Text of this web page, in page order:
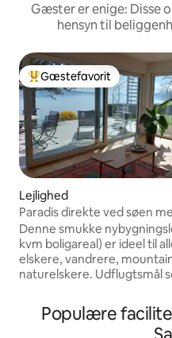
Gæster er enige: Disse
hensyn til
Bedste gæstefavorit
Gæstefavorit
Lejlighed
Paradis direkte ved søen
vandet
Denne smukke
kvm boligareal) er ideel til
elskere, vandrere,
naturelskere. Udflugtsmål
Konstanz ligger i
Bodman ligger ved
tilbyder et par gode
Populære